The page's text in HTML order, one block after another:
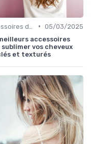
• 05/03/2025
accessoires
sublimer vos cheveux
et texturés